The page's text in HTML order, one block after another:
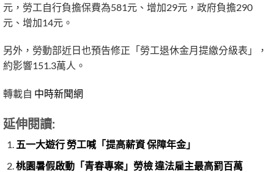
元，勞工自行負擔保費為581元、增加29元，政府負擔290
元、增加14元。
另外，勞動部近日也預告修正「勞工退休金月提繳分級表」，
約影響151.3萬人。
轉載自 中時新聞網
延伸閱讀:
五一大遊行 勞工喊「提高薪資 保障年金」
桃園暑假啟動「青春專案」勞檢 違法雇主最高罰百萬